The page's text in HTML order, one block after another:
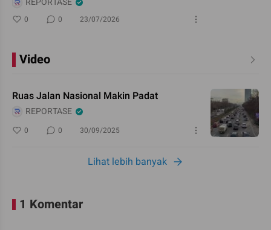
0 0 23/07/2026
Video
Ruas Jalan Nasional Makin Padat
REPORTASE
0 0 30/09/2025
Lihat lebih banyak
1 Komentar